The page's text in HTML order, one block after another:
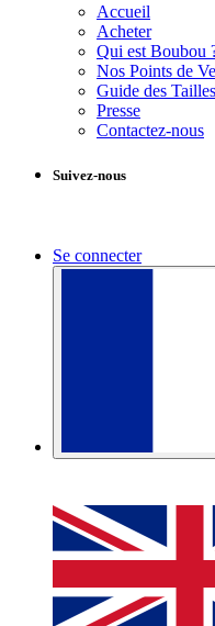
Accueil
Acheter
Qui est Boubou
Nos Points de
Guide des Tailles
Presse
Contactez-nous
Suivez-nous
Se connecter